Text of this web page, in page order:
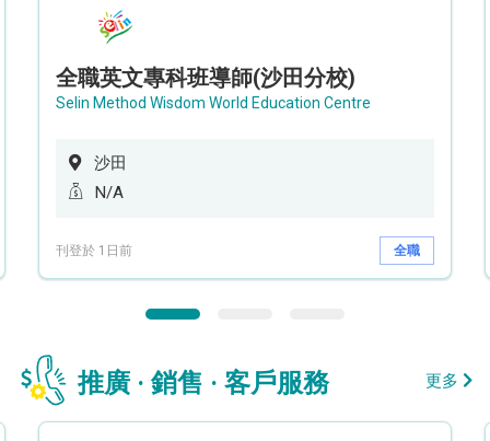
全職英文專科班導師(沙田分校)
Selin Method Wisdom World Education Centre
沙田
N/A
刊登於 1日前 全職
推廣 · 銷售 · 客戶服務 更多